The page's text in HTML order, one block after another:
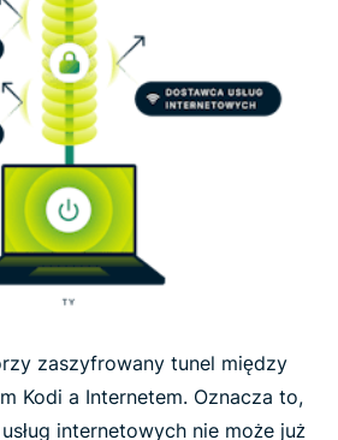
zaszyfrowany tunel między
Kodi a Internetem. Oznacza to,
internetowych nie może już